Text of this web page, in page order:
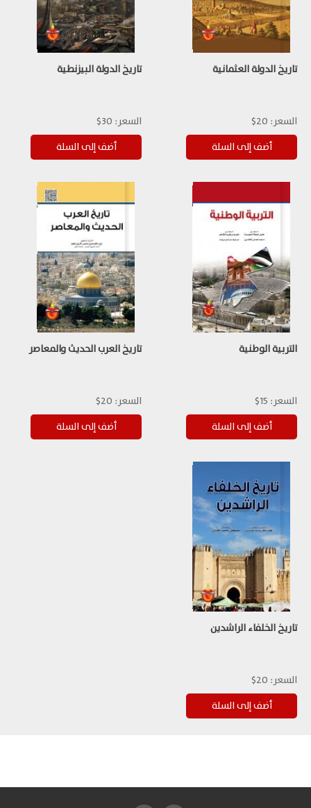
تاريخ الدولة العثمانية
السعر: 20$
تاريخ الدولة البيزنطية
السعر: 30$
التربية الوطنية
السعر: 15$
تاريخ العرب الحديث والمعاصر
السعر: 20$
تاريخ الخلفاء الراشدين
السعر: 20$